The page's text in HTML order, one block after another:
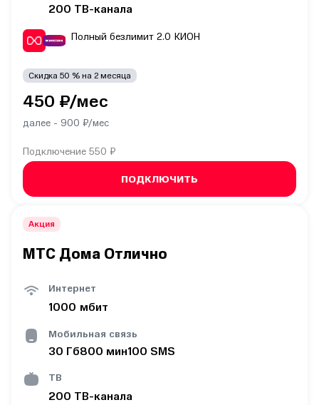
200 ТВ-канала
Полный безлимит 2.0 КИОН
Скидка 50 % на 2месяца
450 ₽/мес
далее - 900 ₽/мес
Подключение 550 ₽
ПОДКЛЮЧИТЬ
Акция
МТС Дома Отлично
Интернет
1000 мбит
Мобильная связь
30 Гб800 мин100 SMS
ТВ
200 ТВ-канала